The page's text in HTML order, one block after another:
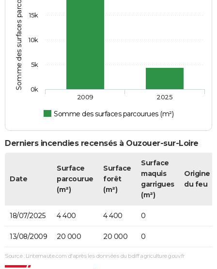
Somme des surfaces parcourues (m²)
Somme des surfaces parcourues (m²)
2009 2025
0k
5k
10k
15k
Derniers incendies recensés à Ouzouer-sur-Loire
Date
Surface
parcourue
(m²)
Surface
forêt
(m²)
Surface
maquis
garrigues
(m²)
Origine
du feu
18/07/2025 4 400 4 400 0
13/08/2009 20 000 20 000 0
Source : Linternaute.com d'après les données du bdiff.agriculture.gouv.fr